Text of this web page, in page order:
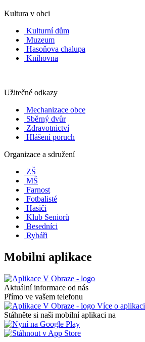
Kultura v obci
Kulturní dům
Muzeum
Hasoňova chalupa
Knihovna
Užitečné odkazy
Mechanizace obce
Sběrný dvůr
Zdravotnictví
Hlášení poruch
Organizace a sdružení
ZŠ
MŠ
Farnost
Fotbalisté
Hasiči
Klub Seniorů
Besedníci
Rybáři
Mobilní aplikace
Aktuální informace od nás
Přímo ve vašem telefonu
Více o aplikaci
Stáhněte si naši mobilní aplikaci na